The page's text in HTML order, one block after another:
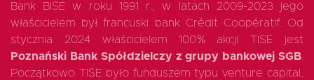
Bank BISE w roku 1991 r., w latach 2009-2023 jego
właścicielem był francuski bank Crédit Coopératif. Od
stycznia 2024 właścicielem 100% akcji TISE jest
Poznański Bank Spółdzielczy z grupy bankowej SGB
Początkowo TISE było funduszem typu venture capital,